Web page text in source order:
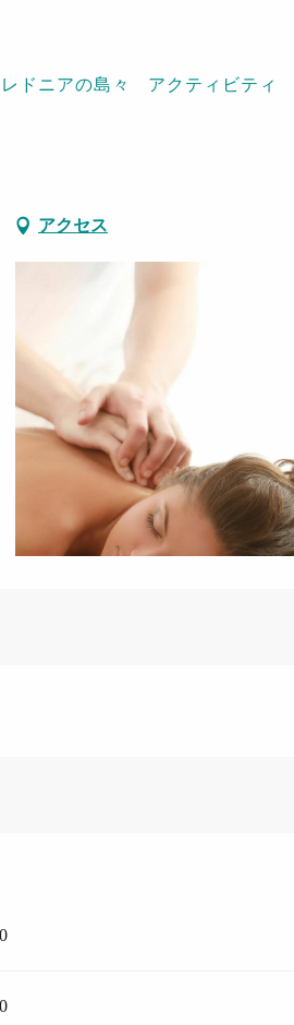
ドニアの島々 アクティビティ
アクセス